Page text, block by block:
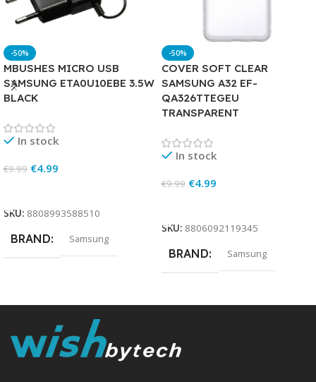
-50%
MBUSHES MICRO USB
SAMSUNG ETA0U10EBE 3.5W
BLACK
In stock
€9.99 €4.99
SKU: 8808993588510
BRAND Samsung
-50%
COVER SOFT CLEAR
SAMSUNG A32 EF-
QA326TTEGEU
TRANSPARENT
In stock
€9.99 €4.99
SKU: 8806092119345
BRAND Samsung